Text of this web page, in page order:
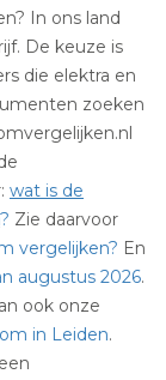
In ons land
De keuze is
die elektra en
zoeken
wat is de
? Zie daarvoor
vergelijken? En
augustus 2026.
ook onze
in Leiden.